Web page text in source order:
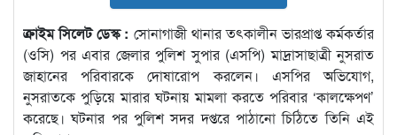
ক্রাইম সিলেট ডেস্ক : সোনাগাজী থানার তৎকালীন ভারপ্রাপ্ত কর্মকর্তার
(ওসি) পর এবার জেলার পুলিশ সুপার (এসপি) মাদ্রাসাছাত্রী নুসরাত
জাহানের পরিবারকে দোষারোপ করলেন। এসপির অভিযোগ,
নুসরাতকে পুড়িয়ে মারার ঘটনায় মামলা করতে পরিবার ‘কালক্ষেপণ’
করেছে। ঘটনার পর পুলিশ সদর দপ্তরে পাঠানো চিঠিতে তিনি এই